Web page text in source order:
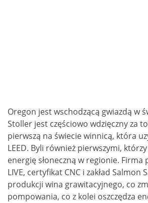
Oregon jest wschodzącą gwiazdą w
Stoller jest częściowo wdzięczny za
pierwszą na świecie winnicą, która
LEED. Byli również pierwszymi,
energię słoneczną w regionie.
LIVE, certyfikat CNC i zakład Salmon
produkcji wina grawitacyjnego, co
pompowania, co z kolei oszczędza